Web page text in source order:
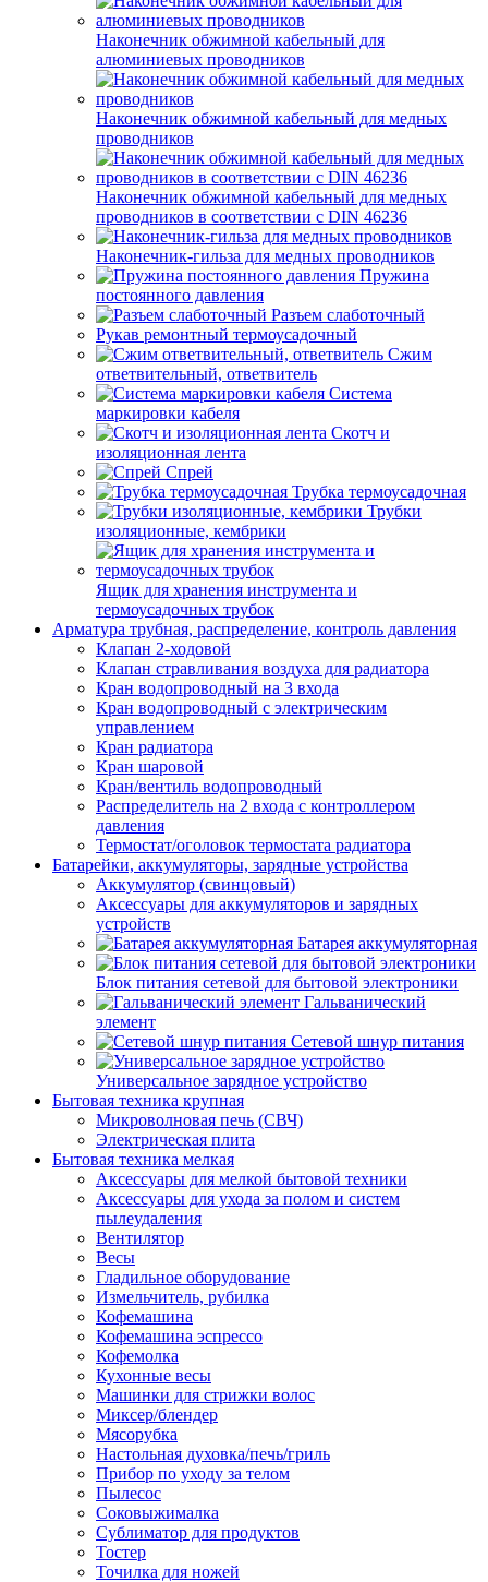
Наконечник обжимной кабельный для
алюминиевых проводников
Наконечник обжимной кабельный для медных
проводников
Наконечник обжимной кабельный для медных
проводников в соответствии с DIN 46236
Наконечник-гильза для медных проводников
Пружина
постоянного давления
Разъем слаботочный
Рукав ремонтный термоусадочный
Сжим
ответвительный, ответвитель
Система
маркировки кабеля
Скотч и
изоляционная лента
Спрей
Трубка термоусадочная
Трубки
изоляционные, кембрики
Ящик для хранения инструмента и
термоусадочных трубок
Арматура трубная, распределение, контроль давления
Клапан 2-ходовой
Клапан стравливания воздуха для радиатора
Кран водопроводный на 3 входа
Кран водопроводный с электрическим
управлением
Кран радиатора
Кран шаровой
Кран/вентиль водопроводный
Распределитель на 2 входа с контроллером
давления
Термостат/оголовок термостата радиатора
Батарейки, аккумуляторы, зарядные устройства
Аккумулятор (свинцовый)
Аксессуары для аккумуляторов и зарядных
устройств
Батарея аккумуляторная
Блок питания сетевой для бытовой электроники
Гальванический
элемент
Сетевой шнур питания
Универсальное зарядное устройство
Бытовая техника крупная
Микроволновая печь (СВЧ)
Электрическая плита
Бытовая техника мелкая
Аксессуары для мелкой бытовой техники
Аксессуары для ухода за полом и систем
пылеудаления
Вентилятор
Весы
Гладильное оборудование
Измельчитель, рубилка
Кофемашина
Кофемашина эспрессо
Кофемолка
Кухонные весы
Машинки для стрижки волос
Миксер/блендер
Мясорубка
Настольная духовка/печь/гриль
Прибор по уходу за телом
Пылесос
Соковыжималка
Сублиматор для продуктов
Тостер
Точилка для ножей